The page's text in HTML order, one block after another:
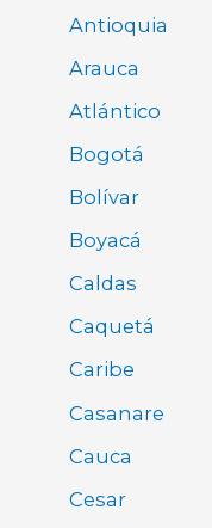
Antioquia
Arauca
Atlántico
Bogotá
Bolívar
Boyacá
Caldas
Caquetá
Caribe
Casanare
Cauca
Cesar